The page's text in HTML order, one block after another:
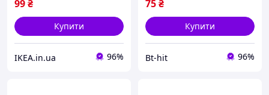
99₴
Купити
IKEA.in.ua 96%
75₴
Купити
Bt-hit 96%